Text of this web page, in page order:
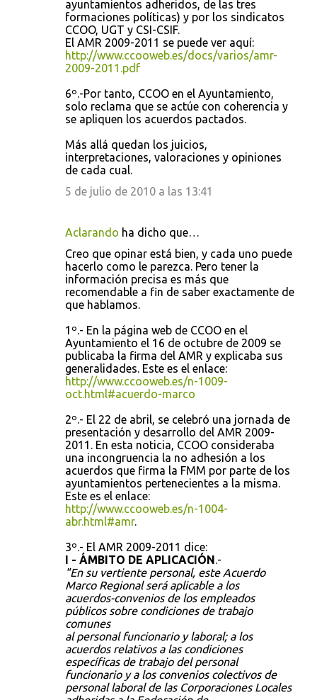
ayuntamientos adheridos, de las tres
formaciones políticas) y por los sindicatos
CCOO, UGT y CSI-CSIF.
El AMR 2009-2011 se puede ver aquí:
http://www.ccooweb.es/docs/varios/amr-
2009-2011.pdf
6º.-Por tanto, CCOO en el Ayuntamiento,
solo reclama que se actúe con coherencia y
se apliquen los acuerdos pactados.
Más allá quedan los juicios,
interpretaciones, valoraciones y opiniones
de cada cual.
5 de julio de 2010 a las 13:41
Aclarando ha dicho que…
Creo que opinar está bien, y cada uno puede
hacerlo como le parezca. Pero tener la
información precisa es más que
recomendable a fin de saber exactamente de
que hablamos.
1º.- En la página web de CCOO en el
Ayuntamiento el 16 de octubre de 2009 se
publicaba la firma del AMR y explicaba sus
generalidades. Este es el enlace:
http://www.ccooweb.es/n-1009-
oct.html#acuerdo-marco
2º.- El 22 de abril, se celebró una jornada de
presentación y desarrollo del AMR 2009-
2011. En esta noticia, CCOO consideraba
una incongruencia la no adhesión a los
acuerdos que firma la FMM por parte de los
ayuntamientos pertenecientes a la misma.
Este es el enlace:
http://www.ccooweb.es/n-1004-
abr.html#amr.
3º.- El AMR 2009-2011 dice:
I - ÁMBITO DE APLICACIÓN.-
"En su vertiente personal, este Acuerdo
Marco Regional será aplicable a los
acuerdos-convenios de los empleados
públicos sobre condiciones de trabajo
comunes
al personal funcionario y laboral; a los
acuerdos relativos a las condiciones
específicas de trabajo del personal
funcionario y a los convenios colectivos de
personal laboral de las Corporaciones Locales